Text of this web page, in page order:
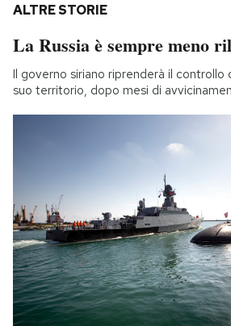
ALTRE STORIE
La Russia è sempre meno
Il governo siriano riprenderà il controllo
suo territorio, dopo mesi di